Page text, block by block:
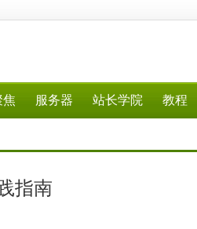
焦 服务器 站长学院 教程
指南